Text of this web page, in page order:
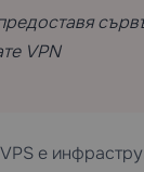
VPN
е